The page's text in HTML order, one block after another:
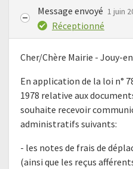
Message envoyé 1 juin
Réceptionné
Cher/Chère Mairie - Jouy-
En application de la loi n°
1978 relative aux
souhaite recevoir
administratifs suivants:
- les notes de frais de
(ainsi que les reçus